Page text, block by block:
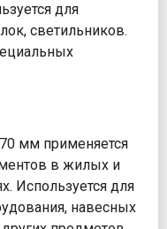
для
светильников.
мм применяется
в жилых и
Используется для
навесных